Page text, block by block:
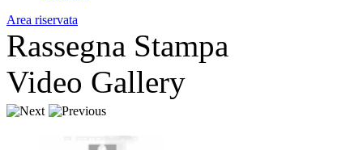
Area riservata
Rassegna Stampa
Video Gallery